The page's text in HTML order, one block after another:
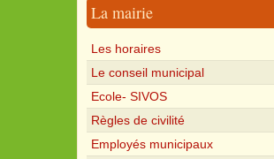
La mairie
Les horaires
Le conseil municipal
Ecole- SIVOS
Règles de civilité
Employés municipaux